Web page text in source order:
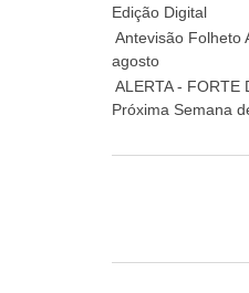
Edição Digital
Antevisão Folheto
agosto
ALERTA - FORTE
Próxima Semana